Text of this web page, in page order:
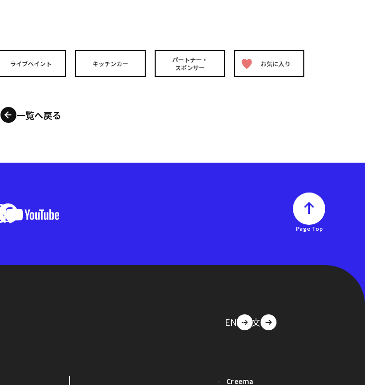
ライブペイント キッチンカー
パートナー・
スポンサー
お気に入り
一覧へ戻る
Page Top
EN 中文
Creema